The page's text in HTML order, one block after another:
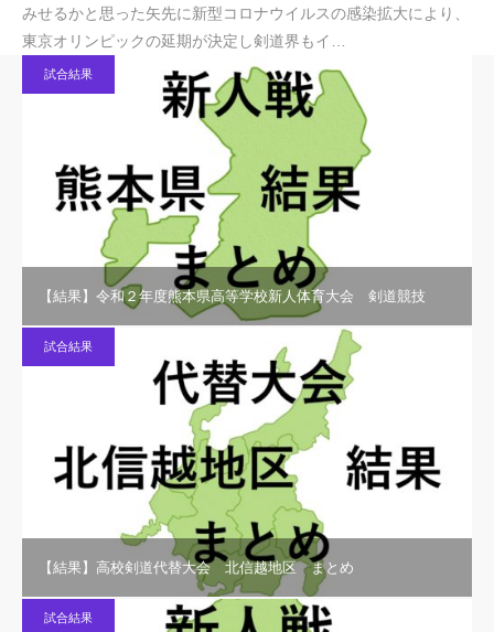
みせるかと思った矢先に新型コロナウイルスの感染拡大により、
東京オリンピックの延期が決定し剣道界もイ…
試合結果
【結果】令和２年度熊本県高等学校新人体育大会 剣道競技
試合結果
【結果】高校剣道代替大会 北信越地区 まとめ
試合結果